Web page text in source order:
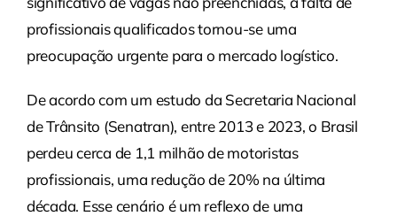
profissionais qualificados tornou-se uma
preocupação urgente para o mercado logístico.
De acordo com um estudo da Secretaria Nacional
de Trânsito (Senatran), entre 2013 e 2023, o Brasil
perdeu cerca de 1,1 milhão de motoristas
profissionais, uma redução de 20% na última
década. Esse cenário é um reflexo de uma